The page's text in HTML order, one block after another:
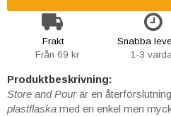
Frakt
Från 69 kr
Snabba
1-3
Produktbeskrivning:
Store and Pourär en
plastflaska med en enkel men